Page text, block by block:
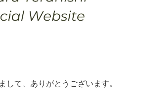
して、ありがとうございます。